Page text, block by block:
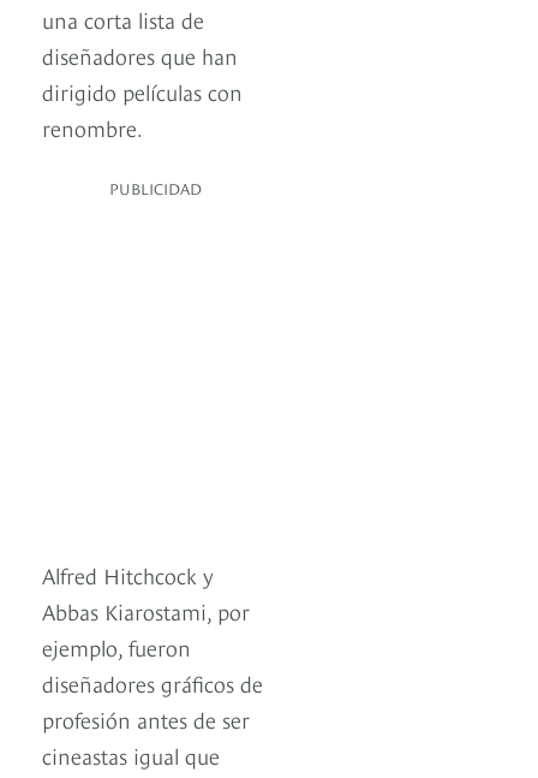
una corta lista de
diseñadores que han
dirigido películas con
renombre.
PUBLICIDAD
Alfred Hitchcock y
Abbas Kiarostami, por
ejemplo, fueron
diseñadores gráficos de
profesión antes de ser
cineastas igual que